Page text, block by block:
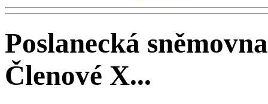
Poslanecká sněmovna
Členové X...